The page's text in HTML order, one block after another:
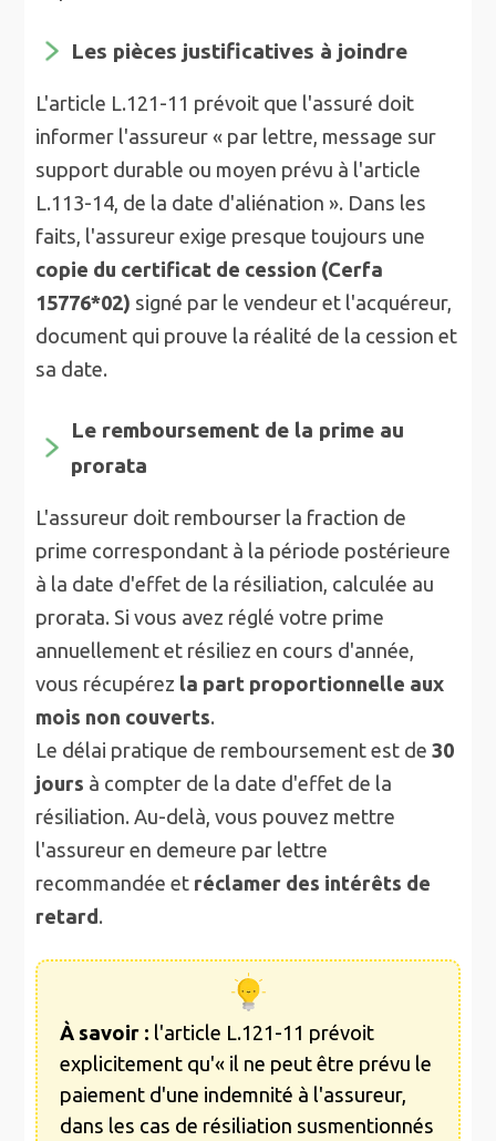
Les pièces justificatives à joindre
L'article L.121-11 prévoit que l'assuré doit
informer l'assureur « par lettre, message sur
support durable ou moyen prévu à l'article
L.113-14, de la date d'aliénation ». Dans les
faits, l'assureur exige presque toujours une
copie du certificat de cession (Cerfa
15776*02) signé par le vendeur et l'acquéreur,
document qui prouve la réalité de la cession et
sa date.
Le remboursement de la prime au
prorata
L'assureur doit rembourser la fraction de
prime correspondant à la période postérieure
à la date d'effet de la résiliation, calculée au
prorata. Si vous avez réglé votre prime
annuellement et résiliez en cours d'année,
vous récupérez la part proportionnelle aux
mois non couverts.
Le délai pratique de remboursement est de30
jours à compter de la date d'effet de la
résiliation. Au-delà, vous pouvez mettre
l'assureur en demeure par lettre
recommandée et réclamer des intérêts de
retard .
À savoir : l'article L.121-11 prévoit
explicitement qu'« il ne peut être prévu le
paiement d'une indemnité à l'assureur,
dans les cas de résiliation susmentionnés